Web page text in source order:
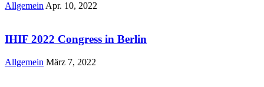
Allgemein Apr. 10, 2022
IHIF 2022 Congress in Berlin
Allgemein März 7, 2022